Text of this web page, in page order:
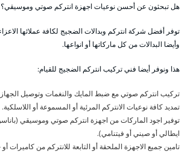
هل تبحثون عن أحسن نوعيات اجهزة انتركم صوتي وموسيقي؟
توفر أفضل شركة انتركم وبدالات الضجيج لكافة عملائها
وأيضا البدالات من كل ماركاتها أو انواعها.
هذا ونوفر أيضا فني تركيب انتركم الضجيج للقيام:
تركيب انتركم صوتي مع ضبط المايك والنغمات وتوصيل
تمديد كافة نوعيات الانتركم المرئية أو المسموعة أو اللاسلكية.
توفير اجود الماركات من اجهزة انتركم صوتي وموسيقي
ايطالي أو صيني أو فيتنامي).
تامين جميع الاجهزة الملحقة أو التابعة للانتركم من